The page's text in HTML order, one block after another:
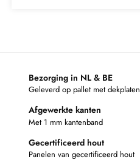
Bezorging in NL & BE
Geleverd op pallet met dekplaten
Afgewerkte kanten
Met 1 mm kantenband
Gecertificeerd hout
Panelen van gecertificeerd hout